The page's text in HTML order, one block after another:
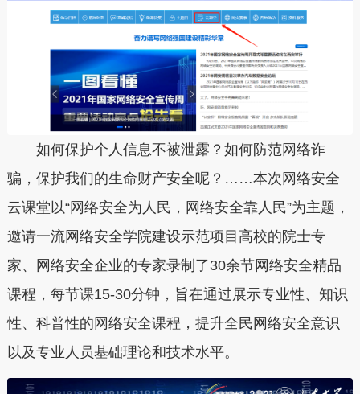
如何保护个人信息不被泄露？如何防范网络诈
骗，保护我们的生命财产安全呢？……本次网络安全
云课堂以“网络安全为人民，网络安全靠人民”为主题，
邀请一流网络安全学院建设示范项目高校的院士专
家、网络安全企业的专家录制了30余节网络安全精品
课程，每节课15-30分钟，旨在通过展示专业性、知识
性、科普性的网络安全课程，提升全民网络安全意识
以及专业人员基础理论和技术水平。